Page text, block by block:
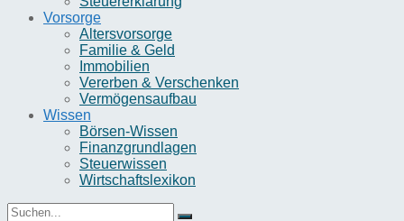
Vorsorge
Altersvorsorge
Familie & Geld
Immobilien
Vererben & Verschenken
Vermögensaufbau
Wissen
Börsen-Wissen
Finanzgrundlagen
Steuerwissen
Wirtschaftslexikon